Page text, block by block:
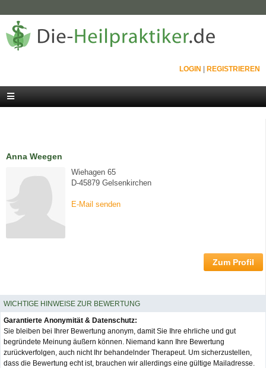
LOGIN REGISTRIEREN
Anna Weegen
Wiehagen 65
D-45879 Gelsenkirchen
E-Mail senden
Zum Profil
WICHTIGE HINWEISE ZUR BEWERTUNG
Garantierte Anonymität & Datenschutz:
Sie bleiben bei Ihrer Bewertung anonym, damit Sie Ihre ehrliche und gut
begründete Meinung äußern können. Niemand kann Ihre Bewertung
zurückverfolgen, auch nicht Ihr behandelnder Therapeut. Um sicherzustellen,
dass die Bewertung echt ist, brauchen wir allerdings eine gültige Mailadresse.